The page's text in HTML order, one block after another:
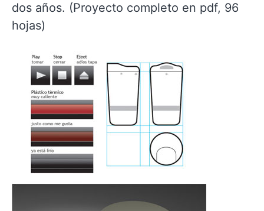
dos años. (Proyecto completo en pdf, 96
hojas)